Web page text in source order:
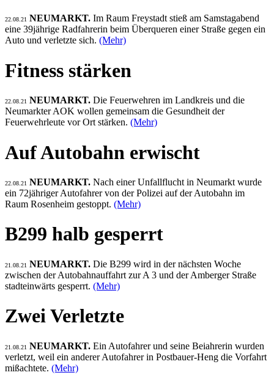
22.08.21 NEUMARKT. Im Raum Freystadt stieß am Samstagabend
eine 39jährige Radfahrerin beim Überqueren einer Straße gegen ein
Auto und verletzte sich. (Mehr)
Fitness stärken
22.08.21 NEUMARKT. Die Feuerwehren im Landkreis und die
Neumarkter AOK wollen gemeinsam die Gesundheit der
Feuerwehrleute vor Ort stärken. (Mehr)
Auf Autobahn erwischt
22.08.21 NEUMARKT. Nach einer Unfallflucht in Neumarkt wurde
ein 72jähriger Autofahrer von der Polizei auf der Autobahn im
Raum Rosenheim gestoppt. (Mehr)
B299 halb gesperrt
21.08.21 NEUMARKT. Die B299 wird in der nächsten Woche
zwischen der Autobahnauffahrt zur A 3 und der Amberger Straße
stadteinwärts gesperrt. (Mehr)
Zwei Verletzte
21.08.21 NEUMARKT. Ein Autofahrer und seine Beiahrerin wurden
verletzt, weil ein anderer Autofahrer in Postbauer-Heng die Vorfahrt
mißachtete. (Mehr)